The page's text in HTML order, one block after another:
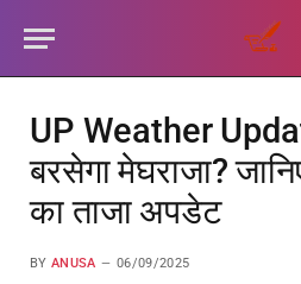
UP Weather
बरसेगा मेघराजा?
का ताजा अपडेट
BY ANUSA 06/09/2025